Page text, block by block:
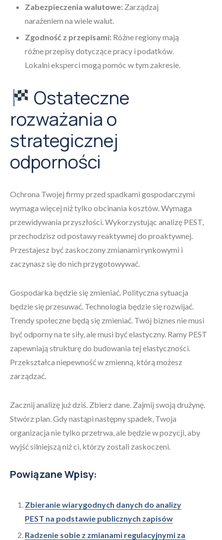
Zabezpieczenia walutowe: Zarządzaj
narażeniem na wiele walut.
Zgodność z przepisami: Różne regiony mają
różne przepisy dotyczące pracy i podatków.
Lokalni eksperci mogą pomóc w tym zakresie.
Ostateczne
rozważania o
strategicznej
odporności
Ochrona Twojej firmy przed spadkami gospodarczymi
wymaga więcej niż tylko obcinania kosztów. Wymaga
przewidywania przyszłości. Wykorzystując analizę PEST,
przechodzisz od postawy reaktywnej do proaktywnej.
Przestajesz być zaskoczony zmianami rynkowymi i
zaczynasz się do nich przygotowywać.
Gospodarka będzie się zmieniać. Polityczna sytuacja
będzie się przesuwać. Technologia będzie się rozwijać.
Trendy społeczne będą się zmieniać. Twój biznes nie musi
być odporny na te siły, ale musi być elastyczny. Ramy PEST
zapewniają strukturę do budowania tej elastyczności.
Przekształca niepewność w zmienną, którą możesz
zarządzać.
Zacznij analizę już dziś. Zbierz dane. Zajmij swoją drużynę.
Stwórz plan. Gdy nastąpi następny spadek, Twoja
organizacja nie tylko przetrwa, ale będzie w pozycji, aby
wyjść silniejszą niż ci, którzy zostali zaskoczeni.
Powiązane Wpisy:
Zbieranie wiarygodnych danych do analizy
PEST na podstawie publicznych zapisów
Radzenie sobie z zmianami regulacyjnymi za